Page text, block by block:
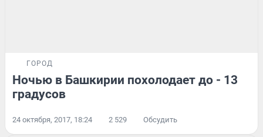
ГОРОД
Ночью в Башкирии похолодает до - 13
градусов
24 октября, 2017, 18:24 2 529 Обсудить